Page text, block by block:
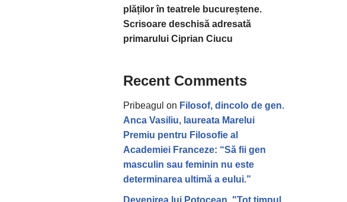
plăților în teatrele bucureștene.
Scrisoare deschisă adresată
primarului Ciprian Ciucu
Recent Comments
Pribeagul on Filosof, dincolo de gen.
Anca Vasiliu, laureata Marelui
Premiu pentru Filosofie al
Academiei Franceze: “Să fii gen
masculin sau feminin nu este
determinarea ultimă a eului.”
Devenirea lui Potocean. "Tot timpul